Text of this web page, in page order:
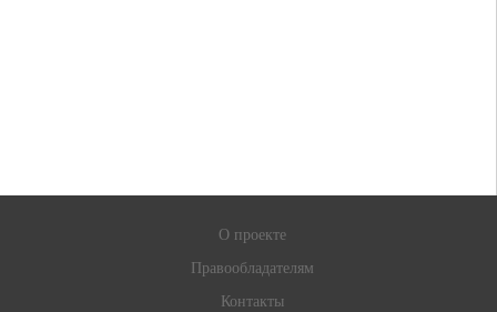
О проекте
Правообладателям
Контакты